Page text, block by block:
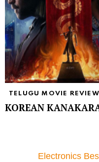
TELUGU MOVIE
KOREAN
Electronics